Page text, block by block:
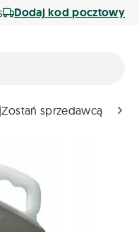
Dodaj kod pocztowy
Zostań sprzedawcą